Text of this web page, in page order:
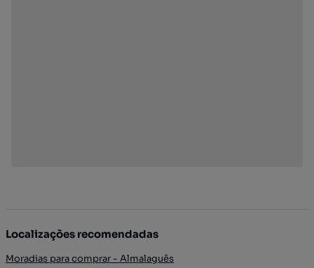
Localizações recomendadas
Moradias para comprar - Almalaguês